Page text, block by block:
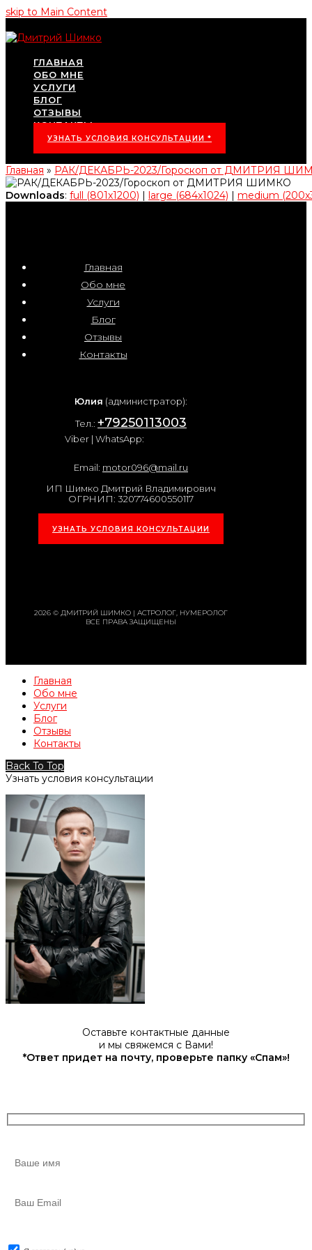
skip to Main Content
ГЛАВНАЯ
ОБО МНЕ
УСЛУГИ
БЛОГ
ОТЗЫВЫ
КОНТАКТЫ
УЗНАТЬ УСЛОВИЯ КОНСУЛЬТАЦИИ *
Главная » РАК/ДЕКАБРЬ-2023/Гороскоп от ДМИТРИЯ
Downloads: full (801x1200) | large (684x1024) | medium
Главная
Обо мне
Услуги
Блог
Отзывы
Контакты
Юлия (администратор):
Тел.: +79250113003
Viber | WhatsApp:
Email: motor096@mail.ru
ИП Шимко Дмитрий Владимирович
ОГРНИП: 320774600550117
УЗНАТЬ УСЛОВИЯ КОНСУЛЬТАЦИИ
2026 © ДМИТРИЙ ШИМКО | АСТРОЛОГ, НУМЕРОЛОГ
ВСЕ ПРАВА ЗАЩИЩЕНЫ
Главная
Обо мне
Услуги
Блог
Отзывы
Контакты
Back To Top
Узнать условия консультации
Оставьте контактные данные
и мы свяжемся с Вами!
*Ответ придет на почту, проверьте папку «Спам»!